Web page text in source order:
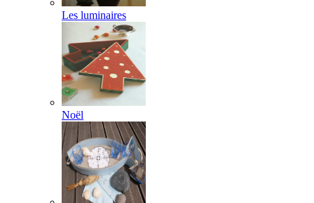
Les luminaires
Noël